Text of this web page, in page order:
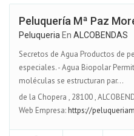
Peluquería Mª Paz
Peluqueria En ALCOBENDAS
Secretos de Agua Productos de
especiales. - Agua Biopolar
moléculas se estructuran par...
de la Chopera , 28100,
Web Empresa:https://